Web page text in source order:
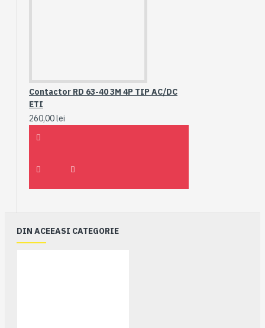
Contactor RD 63-40 3M 4P TIP AC/DC
ETI
260,00 lei
DIN ACEEASI CATEGORIE